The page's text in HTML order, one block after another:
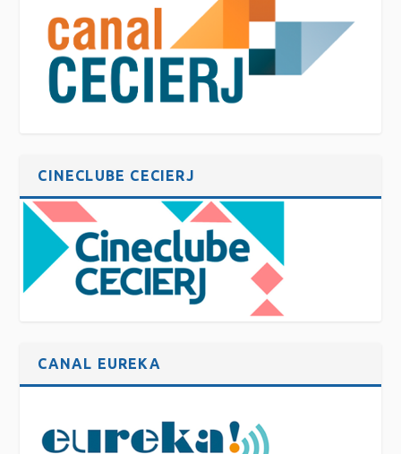
CINECLUBE CECIERJ
CANAL EUREKA